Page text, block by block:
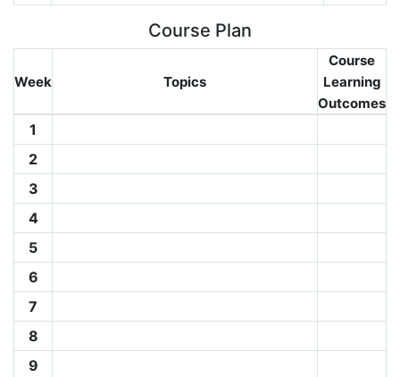
Course Plan
Week Topics
Course
Learning
Outcomes
1
2
3
4
5
6
7
8
9